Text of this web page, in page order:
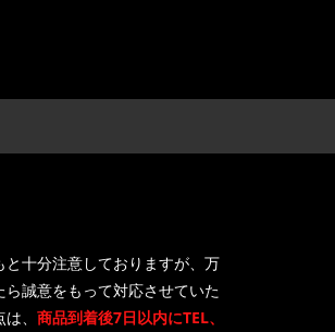
十分注意しておりますが、万
誠意をもって対応させていた
、 商品到着後7日以内にTEL、